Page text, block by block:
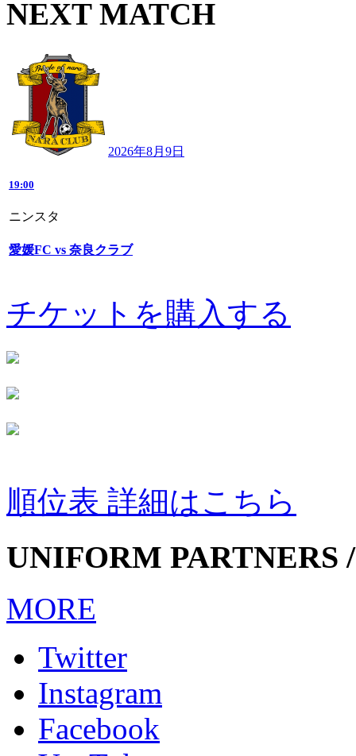
NEXT MATCH
2026年8月9日
19:00
ニンスタ
愛媛FC vs 奈良クラブ
チケットを購入する
順位表 詳細はこちら
UNIFORM PARTNERS
MORE
Twitter
Instagram
Facebook